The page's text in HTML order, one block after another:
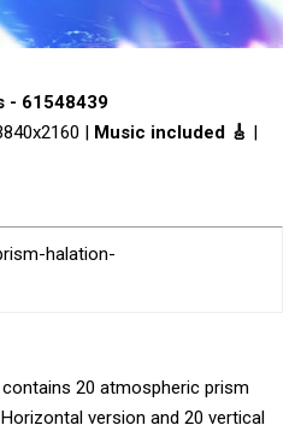
- 61548439
| Music included 🎸 |
halation-
20 atmospheric prism
version and 20 vertical